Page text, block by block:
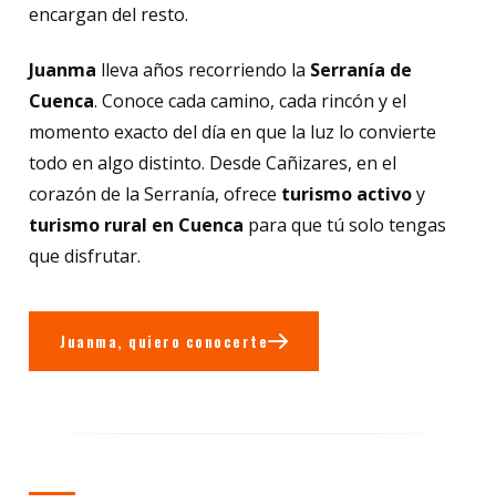
encargan del resto.
Juanma lleva años recorriendo la Serranía de
Cuenca. Conoce cada camino, cada rincón y el
momento exacto del día en que la luz lo convierte
todo en algo distinto. Desde Cañizares, en el
corazón de la Serranía, ofrece turismo activoy
turismo rural en Cuenca para que tú solo tengas
que disfrutar.
Juanma, quiero conocerte